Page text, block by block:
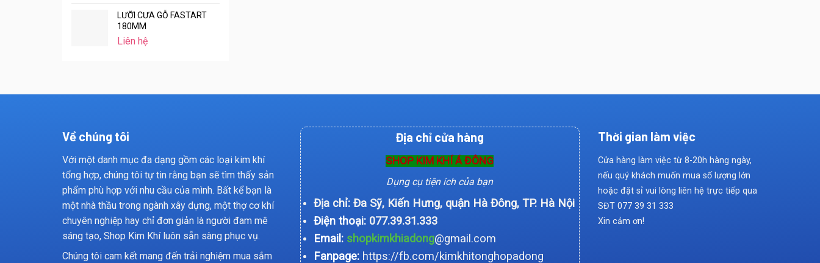
LƯỠI CƯA GỖ FASTART
180MM
Liên hệ
Về chúng tôi
Với một danh mục đa dạng gồm các loại kim khí
tổng hợp, chúng tôi tự tin rằng bạn sẽ tìm thấy sản
phẩm phù hợp với nhu cầu của mình. Bất kể bạn là
một nhà thầu trong ngành xây dựng, một thợ cơ khí
chuyên nghiệp hay chỉ đơn giản là người đam mê
sáng tạo, Shop Kim Khí luôn sẵn sàng phục vụ.
Chúng tôi cam kết mang đến trải nghiệm mua sắm
Địa chỉ cửa hàng
SHOP KIM KHÍ Á ĐÔNG
Dụng cụ tiện ích của bạn
Địa chỉ: Đa Sỹ, Kiến Hưng, quận Hà Đông, TP. Hà Nội
Điện thoại: 077.39.31.333
Email:shopkimkhiadong@gmail.com
Fanpage: https://fb.com/kimkhitonghopadong
Thời gian làm việc
Cửa hàng làm việc từ 8-20h hàng ngày,
nếu quý khách muốn mua số lượng lớn
hoặc đặt sỉ vui lòng liên hệ trực tiếp qua
SĐT 077 39 31 333
Xin cảm ơn!